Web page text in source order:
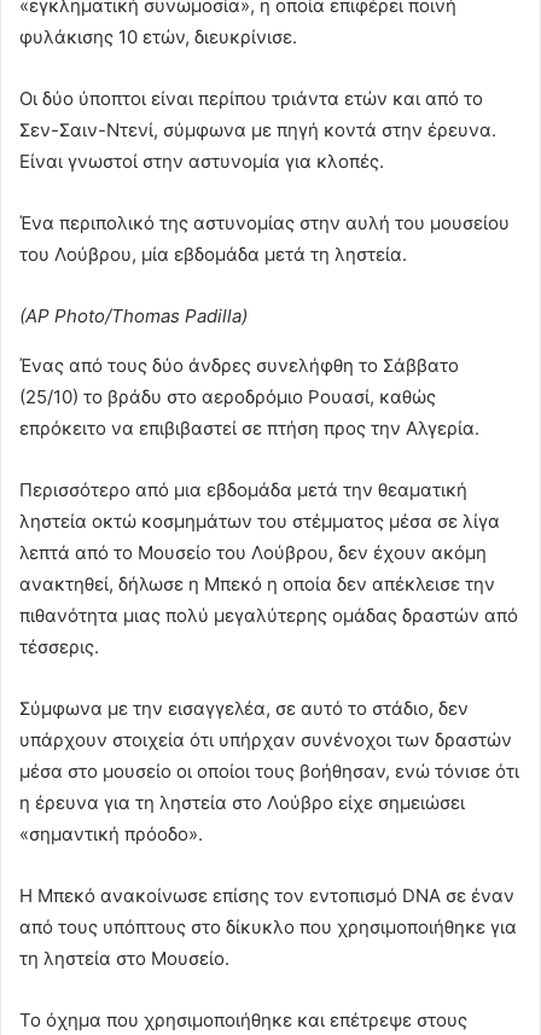
«εγκληματική συνωμοσία», η οποία επιφέρει ποινή
φυλάκισης 10 ετών, διευκρίνισε.
Οι δύο ύποπτοι είναι περίπου τριάντα ετών και από το
Σεν-Σαιν-Ντενί, σύμφωνα με πηγή κοντά στην έρευνα.
Είναι γνωστοί στην αστυνομία για κλοπές.
Ένα περιπολικό της αστυνομίας στην αυλή του μουσείου
του Λούβρου, μία εβδομάδα μετά τη ληστεία.
(AP Photo/Thomas Padilla)
Ένας από τους δύο άνδρες συνελήφθη το Σάββατο
(25/10) το βράδυ στο αεροδρόμιο Ρουασί, καθώς
επρόκειτο να επιβιβαστεί σε πτήση προς την Αλγερία.
Περισσότερο από μια εβδομάδα μετά την θεαματική
ληστεία οκτώ κοσμημάτων του στέμματος μέσα σε λίγα
λεπτά από το Μουσείο του Λούβρου, δεν έχουν ακόμη
ανακτηθεί, δήλωσε η Μπεκό η οποία δεν απέκλεισε την
πιθανότητα μιας πολύ μεγαλύτερης ομάδας δραστών από
τέσσερις.
Σύμφωνα με την εισαγγελέα, σε αυτό το στάδιο, δεν
υπάρχουν στοιχεία ότι υπήρχαν συνένοχοι των δραστών
μέσα στο μουσείο οι οποίοι τους βοήθησαν, ενώ τόνισε ότι
η έρευνα για τη ληστεία στο Λούβρο είχε σημειώσει
«σημαντική πρόοδο».
Η Μπεκό ανακοίνωσε επίσης τον εντοπισμό DNA σε έναν
από τους υπόπτους στο δίκυκλο που χρησιμοποιήθηκε για
τη ληστεία στο Μουσείο.
Το όχημα που χρησιμοποιήθηκε και επέτρεψε στους